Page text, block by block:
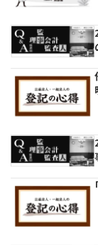
評議員
登記関連
定款関連
寄附
税務
インボイス
給与計算
法改正-労務
利益相反取引
個人情報
法改正-法務
経営
資産運用
IT
連載
論壇
NEWS・
【連載】オピ
【連載】公益法
【連載】これ
【連載】事例
【連載】シェア
無料記事
公益・一般法人オ
登録案内
専門誌一覧
お問合せ